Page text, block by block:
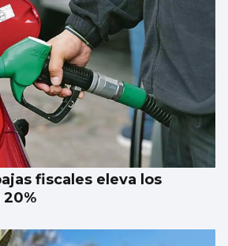
fiscales eleva los